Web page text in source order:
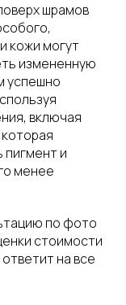
шрамов
кожи могут
измененную
успешно
включая
и
менее
по фото
стоимости
на все